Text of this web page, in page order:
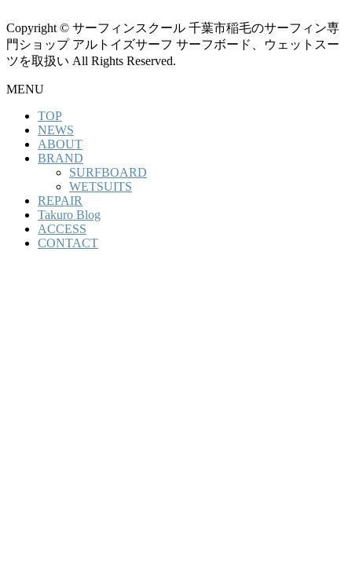
Copyright © サーフィンスクール 千葉市稲毛のサーフィン専
門ショップ アルトイズサーフ サーフボード、ウェットスー
ツを取扱い All Rights Reserved.
MENU
TOP
NEWS
ABOUT
BRAND
SURFBOARD
WETSUITS
REPAIR
Takuro Blog
ACCESS
CONTACT